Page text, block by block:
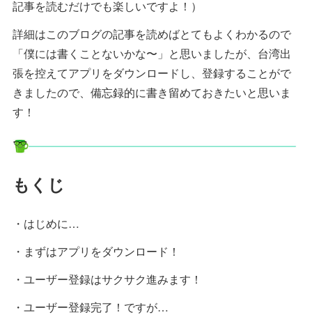
記事を読むだけでも楽しいですよ！）
詳細はこのブログの記事を読めばとてもよくわかるので
「僕には書くことないかな〜」と思いましたが、台湾出
張を控えてアプリをダウンロードし、登録することがで
きましたので、備忘録的に書き留めておきたいと思いま
す！
もくじ
・はじめに…
・まずはアプリをダウンロード！
・ユーザー登録はサクサク進みます！
・ユーザー登録完了！ですが…